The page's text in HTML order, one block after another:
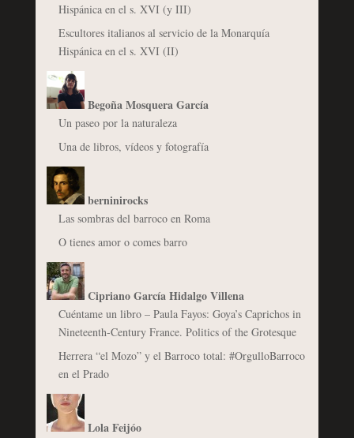
Hispánica en el s. XVI (y III)
Escultores italianos al servicio de la Monarquía
Hispánica en el s. XVI (II)
Begoña Mosquera García
Un paseo por la naturaleza
Una de libros, vídeos y fotografía
berninirocks
Las sombras del barroco en Roma
O tienes amor o comes barro
Cipriano García Hidalgo Villena
Cuéntame un libro – Paula Fayos: Goya’s Caprichos in
Nineteenth-Century France. Politics of the Grotesque
Herrera “el Mozo” y el Barroco total: #OrgulloBarroco
en el Prado
Lola Feijóo